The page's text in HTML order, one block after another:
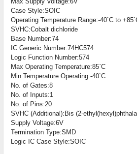
Case Style:SOIC
Operating Temperature Range:-40`C to
SVHC:Cobalt dichloride
Base Number:74
IC Generic Number:74HC574
Logic Function Number:574
Max Operating Temperature:85`C
Min Temperature Operating:-40`C
No. of Gates:8
No. of Inputs:1
No. of Pins:20
SVHC (Additional):Bis (2-
Supply Voltage:6V
Termination Type:SMD
Logic IC Case Style:SOIC